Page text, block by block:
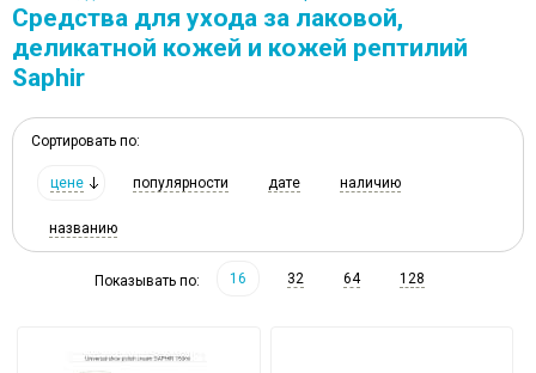
Средства для ухода за лаковой,
деликатной кожей и кожей рептилий
Saphir
Сортировать по:
цене популярности дате наличию
названию
Показывать по: 16 32 64 128